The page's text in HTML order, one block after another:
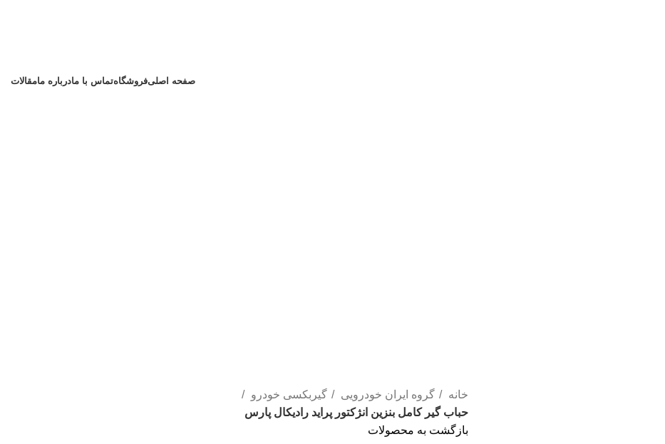
صفحه اصلیفروشگاهتماس با مادرباره مامقالات
خانه گروه ایران خودرویی
گیربکسی خودرو
حباب گیر کامل بنزین انژکتور پراید رادیکال پارس
بازگشت به محصولات